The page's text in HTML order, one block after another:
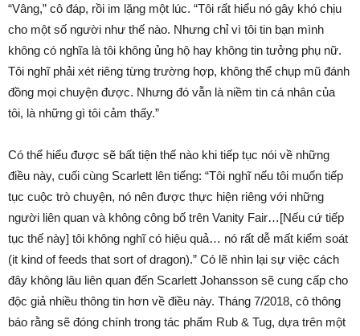
“Vâng,” cô đáp, rồi im lặng một lúc. “Tôi rất hiểu nó gây khó chịu
cho một số người như thế nào. Nhưng chỉ vì tôi tin bạn mình
không có nghĩa là tôi không ủng hộ hay không tin tưởng phụ nữ.
Tôi nghĩ phải xét riêng từng trường hợp, không thể chụp mũ đánh
đồng mọi chuyện được. Nhưng đó vẫn là niềm tin cá nhân của
tôi, là những gì tôi cảm thấy.”
Có thể hiểu được sẽ bất tiện thế nào khi tiếp tục nói về những
điều này, cuối cùng Scarlett lên tiếng: “Tôi nghĩ nếu tôi muốn tiếp
tục cuộc trò chuyện, nó nên được thực hiện riêng với những
người liên quan và không công bố trên Vanity Fair…[Nếu cứ tiếp
tục thế này] tôi không nghĩ có hiệu quả… nó rất dễ mất kiểm soát
(it kind of feeds that sort of dragon).” Có lẽ nhìn lại sự việc cách
đây không lâu liên quan đến Scarlett Johansson sẽ cung cấp cho
độc giả nhiều thông tin hơn về điều này. Tháng 7/2018, cô thông
báo rằng sẽ đóng chính trong tác phẩm Rub & Tug, dựa trên một